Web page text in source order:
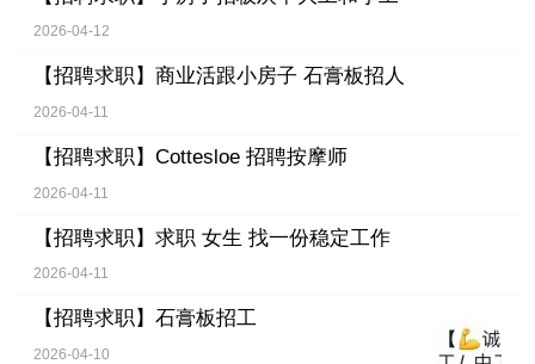
2026-04-12
【招聘求职】 商业活跟小房子 石膏板招人
2026-04-11
【招聘求职】 Cottesloe 招聘按摩师
2026-04-11
【招聘求职】 求职 女生 找一份稳定工作
2026-04-11
【招聘求职】 石膏板招工
2026-04-10